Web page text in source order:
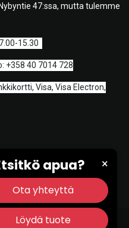
47:ssa, mutta tulemme
15.30
+358 40 7014 728
Visa, Visa Electron,
×
apua?
Ota yhteyttä
Löydä tuote
& Tarvike Oy